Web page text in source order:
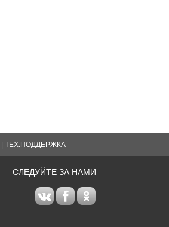
ТЕХ.ПОДДЕРЖКА
СЛЕДУЙТЕ ЗА НАМИ